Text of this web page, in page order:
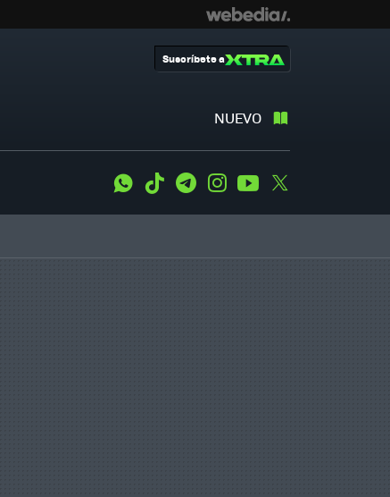
NUEVO
Suscríbete a
WhatsApp
Tiktok TelegramInstagramYoutube